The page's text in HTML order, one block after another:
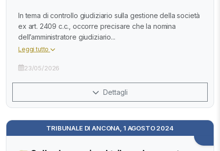
In tema di controllo giudiziario sulla gestione della società
ex art. 2409 c.c., occorre precisare che la nomina
dell’amministratore giudiziario...
Leggi tutto
23/05/2026
Dettagli
TRIBUNALE DI ANCONA, 1 AGOSTO 2024